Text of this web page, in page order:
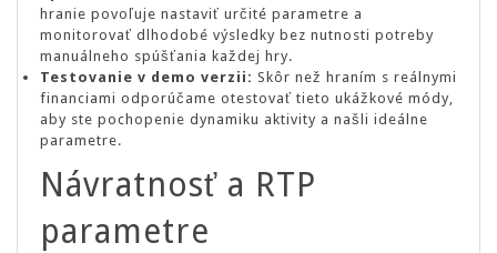
hranie povoľuje nastaviť určité parametre a
monitorovať dlhodobé výsledky bez nutnosti potreby
manuálneho spúšťania každej hry.
Testovanie v demo verzii: Skôr než hraním s reálnymi
financiami odporúčame otestovať tieto ukážkové módy,
aby ste pochopenie dynamiku aktivity a našli ideálne
parametre.
Návratnosť a RTP
parametre